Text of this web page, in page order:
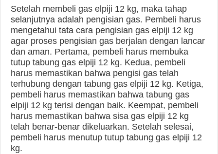
Setelah membeli gas elpiji 12 kg, maka tahap
selanjutnya adalah pengisian gas. Pembeli harus
mengetahui tata cara pengisian gas elpiji 12 kg
agar proses pengisian gas berjalan dengan lancar
dan aman. Pertama, pembeli harus membuka
tutup tabung gas elpiji 12 kg. Kedua, pembeli
harus memastikan bahwa pengisi gas telah
terhubung dengan tabung gas elpiji 12 kg. Ketiga,
pembeli harus memastikan bahwa tabung gas
elpiji 12 kg terisi dengan baik. Keempat, pembeli
harus memastikan bahwa sisa gas elpiji 12 kg
telah benar-benar dikeluarkan. Setelah selesai,
pembeli harus menutup tutup tabung gas elpiji 12
kg.